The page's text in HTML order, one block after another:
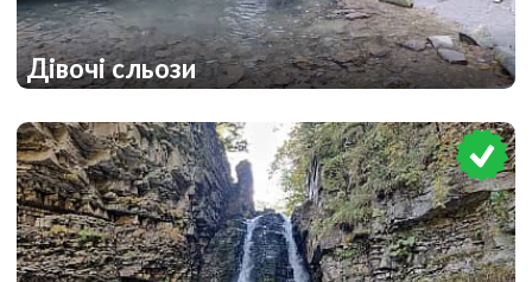
Дівочі сльози
2